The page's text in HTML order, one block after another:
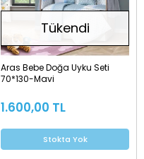
Tükendi
Aras Bebe Doğa Uyku Seti
70*130-Mavi
1.600,00 TL
Stokta Yok